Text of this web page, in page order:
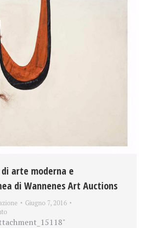
arte moderna e
di Wannenes Art Auctions
Giugno 7, 2016